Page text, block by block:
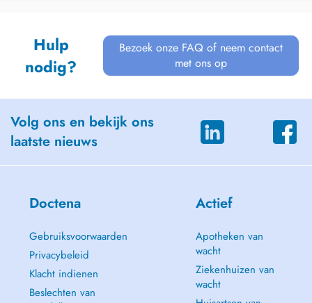
Hulp
nodig?
Bezoek onze FAQ of neem contact
met ons op
Volg ons en bekijk ons
laatste nieuws
Doctena
Gebruiksvoorwaarden
Privacybeleid
Klacht indienen
Beslechten van
Actief
Apotheken van
wacht
Ziekenhuizen van
wacht